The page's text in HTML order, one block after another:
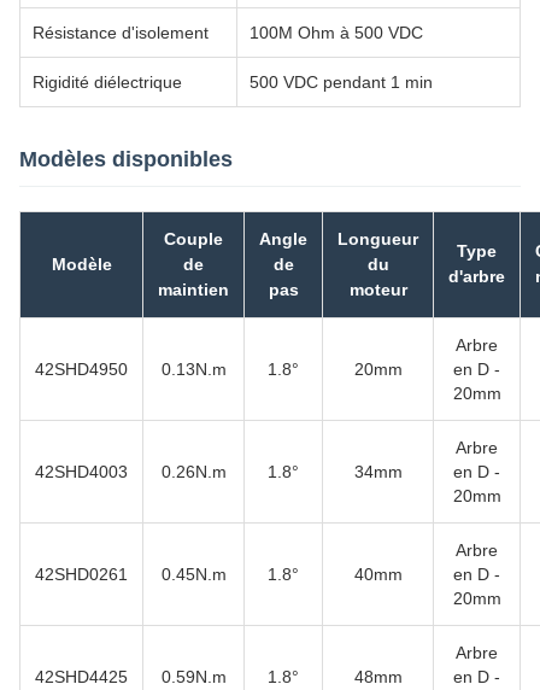
Résistance d'isolement 100M Ohm à 500 VDC
Rigidité diélectrique 500 VDC pendant 1 min
Modèles disponibles
Modèle
Couple
de
maintien
Angle
de
pas
Longueur
du
moteur
Type
d'arbre
42SHD4950 0.13N.m 1.8° 20mm
Arbre
en D -
20mm
42SHD4003 0.26N.m 1.8° 34mm
Arbre
en D -
20mm
42SHD0261 0.45N.m 1.8° 40mm
Arbre
en D -
20mm
42SHD4425 0.59N.m 1.8° 48mm
Arbre
en D -